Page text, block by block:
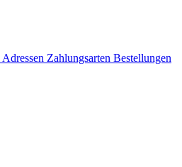
Adressen Zahlungsarten Bestellungen